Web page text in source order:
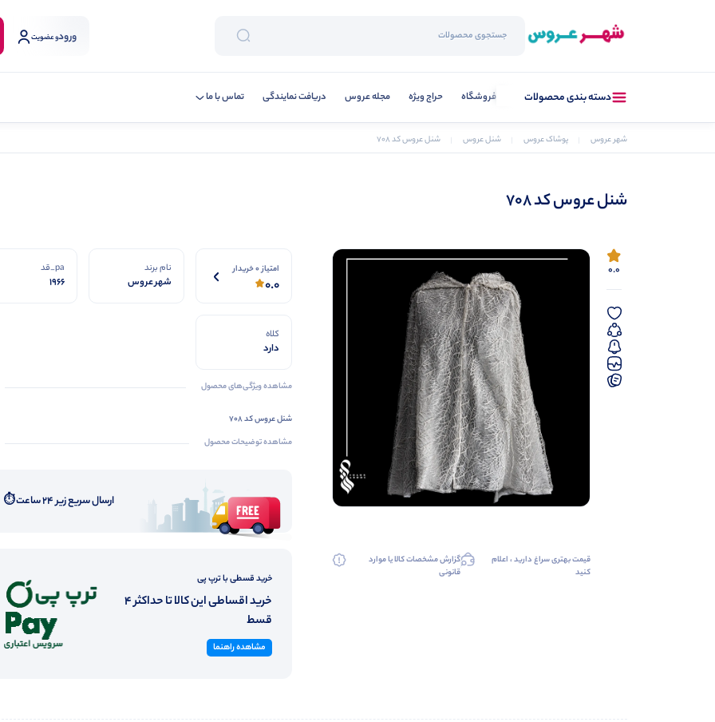
ورودو عضویت
دسته بندی محصولات فروشگاه حراج ویژه مجله عروس دریافت نمایندگی تماس با ما
شهر عروس پوشاک عروس شنل عروس شنل عروس کد 708
شنل عروس کد 708
0.0
قیمت بهتری سراغ دارید ، اعلام
کنید
گزارش مشخصات کالا یا موارد
قانونی
امتیاز 0 خریدار
0.0
نام برند
شهر عروس
pa_قد
1966
کلاه
دارد
مشاهده ویژگی‌های محصول
شنل عروس کد 708
مشاهده توضیحات محصول
ارسال سریع زیر ۲۴ ساعت ⏱️
خرید قسطی با ترپ پی
خرید اقساطی این کالا تا حداکثر 4
قسط
مشاهده راهنما